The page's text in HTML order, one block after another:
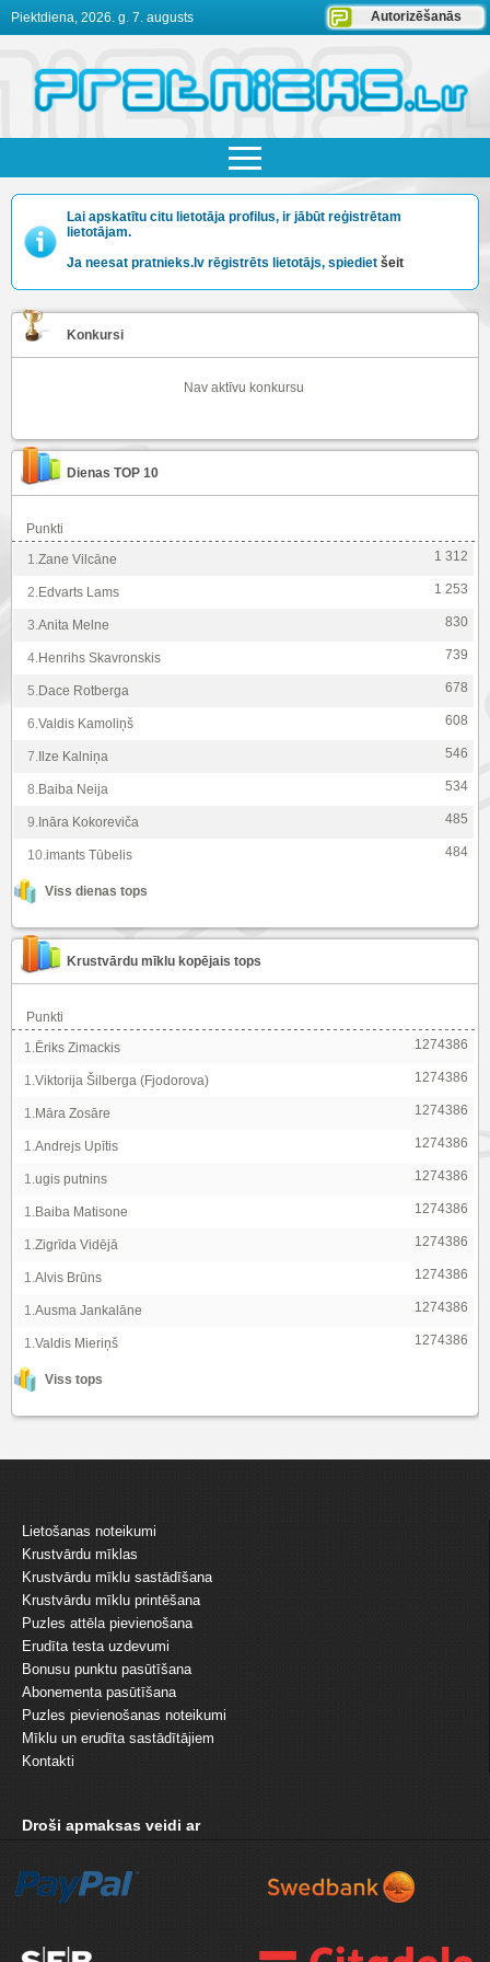
Piektdiena, 2026. g. 7. augusts Autorizēšanās
Lai apskatītu citu lietotāja profilus, ir jābūt reģistrētam
lietotājam.
Ja neesat pratnieks.lv rēgistrēts lietotājs, spiediet šeit
Konkursi
Nav aktīvu konkursu
Dienas TOP 10
Punkti
1.Zane Vilcāne 1 312
2.Edvarts Lams 1 253
3.Anita Melne 830
4.Henrihs Skavronskis 739
5.Dace Rotberga 678
6.Valdis Kamoliņš 608
7.Ilze Kalniņa 546
8.Baiba Neija 534
9.Ināra Kokoreviča 485
10.imants Tūbelis 484
Viss dienas tops
Krustvārdu mīklu kopējais tops
Punkti
1.Ēriks Zimackis 1274386
1.Viktorija Šilberga (Fjodorova) 1274386
1.Māra Zosāre 1274386
1.Andrejs Upītis 1274386
1.ugis putnins 1274386
1.Baiba Matisone 1274386
1.Zigrīda Vidējā 1274386
1.Alvis Brūns 1274386
1.Ausma Jankalāne 1274386
1.Valdis Mieriņš 1274386
Viss tops
Lietošanas noteikumi
Krustvārdu mīklas
Krustvārdu mīklu sastādīšana
Krustvārdu mīklu printēšana
Puzles attēla pievienošana
Erudīta testa uzdevumi
Bonusu punktu pasūtīšana
Abonementa pasūtīšana
Puzles pievienošanas noteikumi
Mīklu un erudīta sastādītājiem
Kontakti
Droši apmaksas veidi ar